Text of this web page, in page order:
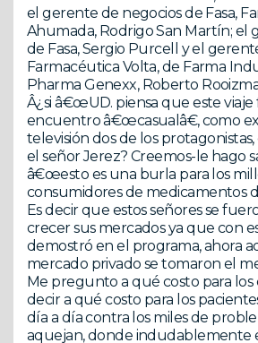
el gerente de negocios de Fasa,
Ahumada, Rodrigo San Martín; el
de Fasa, Sergio Purcell y el
Farmacéutica Volta, de Farma
Pharma Genexx, Roberto
Â¿si â€œUD. piensa que este
encuentro â€œcasualâ€, como
televisión dos de los protagonistas,
el señor Jerez? Creemos-le hago
â€œesto es una burla para los
consumidores de medicamentos
Es decir que estos señores se
crecer sus mercados ya que con
demostró en el programa, ahora
mercado privado se tomaron el
Me pregunto a qué costo para los
decir a qué costo para los
día a día contra los miles de
aquejan, donde indudablemente